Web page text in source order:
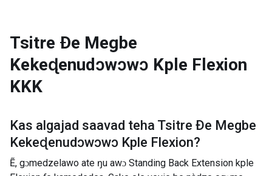
Tsitre Ðe Megbe
Kekeɖenudɔwɔwɔ Kple Flexion
KKK
Kas algajad saavad teha Tsitre Ðe Megbe
Kekeɖenudɔwɔwɔ Kple Flexion?
Ẽ, gɔmedzelawo ate ŋu awɔ Standing Back Extension kple